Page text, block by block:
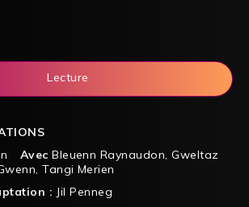
Lecture
Avec Bleuenn Raynaudon,Gweltaz
,Tangi Merien
: Jil Penneg